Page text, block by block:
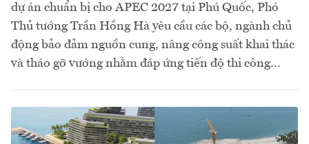
dự án chuẩn bị cho APEC 2027 tại Phú Quốc, Phó
Thủ tướng Trần Hồng Hà yêu cầu các bộ, ngành chủ
động bảo đảm nguồn cung, nâng công suất khai thác
và tháo gỡ vướng nhằm đáp ứng tiến độ thi công...